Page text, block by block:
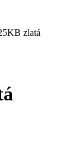
zlatá